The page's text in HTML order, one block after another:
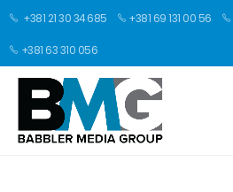
+381 21 30 34 685 +381 69 131 00 56
+381 63 310 056